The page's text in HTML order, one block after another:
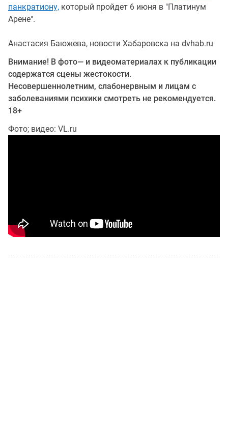
панкратиону, который пройдет 6 июня в "Платинум
Арене".
Анастасия Баюжева, новости Хабаровска на dvhab.ru
Внимание! В фото— и видеоматериалах к публикации
содержатся сцены жестокости.
Несовершеннолетним, слабонервным и лицам с
заболеваниями психики смотреть не рекомендуется.
18+
Фото; видео: VL.ru